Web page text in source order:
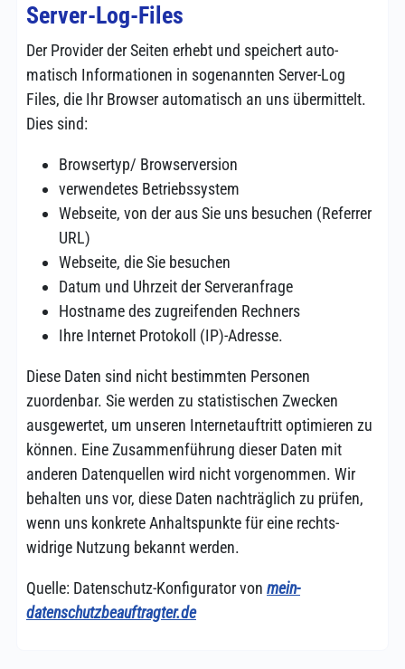
Server-Log-Files
Der Provider der Seiten erhebt und speichert auto­
matisch Infor­ma­tionen in soge­nannten Server-Log
Files, die Ihr Browser auto­matisch an uns über­mittelt.
Dies sind:
Browsertyp/ Browser­version
verwendetes Betriebs­system
Webseite, von der aus Sie uns besuchen (Referrer
URL)
Webseite, die Sie besuchen
Datum und Uhrzeit der Serveranfrage
Hostname des zugrei­fenden Rechners
Ihre Internet Protokoll (IP)-Adresse.
Diese Daten sind nicht bestimmten Personen
zuordenbar. Sie werden zu stati­stischen Zwecken
ausgewertet, um unseren Internet­auftritt optimieren zu
können. Eine Zusammen­führung dieser Daten mit
anderen Daten­quellen wird nicht vorge­nommen. Wir
behalten uns vor, diese Daten nach­träglich zu prüfen,
wenn uns konkrete Anhalts­punkte für eine rechts­
widrige Nutzung bekannt werden.
Quelle: Datenschutz-Konfigurator von mein-
datenschutzbeauftragter.de